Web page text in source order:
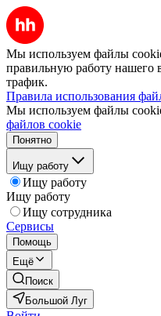
Мы используем файлы
правильную работу нашего
трафик.
Правила использования
Мы используем файлы
файлов cookie
Понятно
Ищу работу
Ищу работу
Ищу работу
Ищу сотрудника
Сервисы
Помощь
Ещё
Поиск
Большой Луг